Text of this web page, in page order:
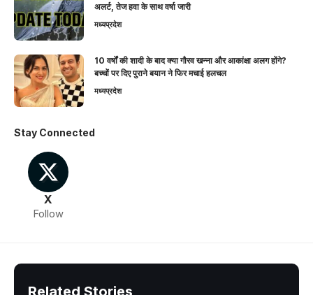
अलर्ट, तेज हवा के साथ वर्षा जारी
मध्यप्रदेश
10 वर्षों की शादी के बाद क्या गौरव खन्ना और आकांक्षा अलग होंगे?
बच्चों पर दिए पुराने बयान ने फिर मचाई हलचल
मध्यप्रदेश
Stay Connected
X
Follow
Related Stories